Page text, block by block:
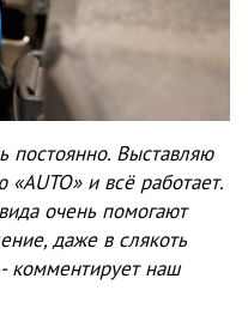
постоянно. Выставляю
«AUTO» и всё работает.
очень помогают
даже в слякоть
комментирует наш